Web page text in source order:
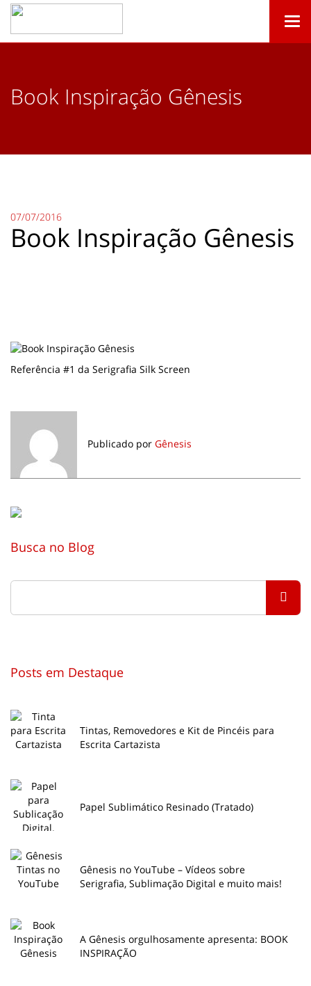
Book Inspiração Gênesis
07/07/2016
Book Inspiração Gênesis
Referência #1 da Serigrafia Silk Screen
Publicado por Gênesis
Busca no Blog
Posts em Destaque
Tintas, Removedores e Kit de Pincéis para
Escrita Cartazista
Papel Sublimático Resinado (Tratado)
Gênesis no YouTube – Vídeos sobre
Serigrafia, Sublimação Digital e muito mais!
A Gênesis orgulhosamente apresenta: BOOK
INSPIRAÇÃO